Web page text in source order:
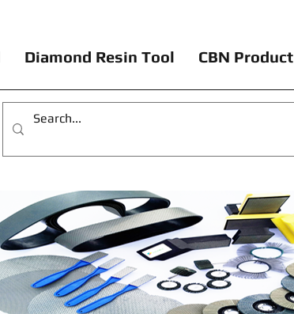
Diamond Resin Tool CBN Product